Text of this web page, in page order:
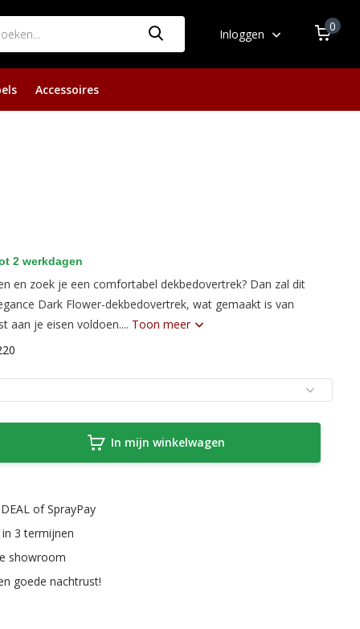
Inloggen
0
Accessoires
2 werkdagen
en zoek je een comfortabel dekbedovertrek? Dan zal dit
Dark Flower-dekbedovertrek, wat gemaakt is van
aan je eisen voldoen.... Toon meer
In mijn winkelwagen
of SprayPay
3 termijnen
showroom
goede nachtrust!